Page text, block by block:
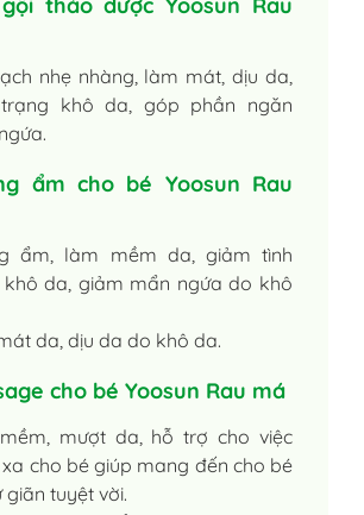
nhẹ nhàng, làm mát, dịu da,
khô da, góp phần ngăn
ẩm cho bé Yoosun Rau
ẩm, làm mềm da, giảm tình
da, giảm mẩn ngứa do khô
da, dịu da do khô da.
cho bé Yoosun Rau má
mượt da, hỗ trợ cho việc
cho bé giúp mang đến cho bé
giãn tuyệt vời.